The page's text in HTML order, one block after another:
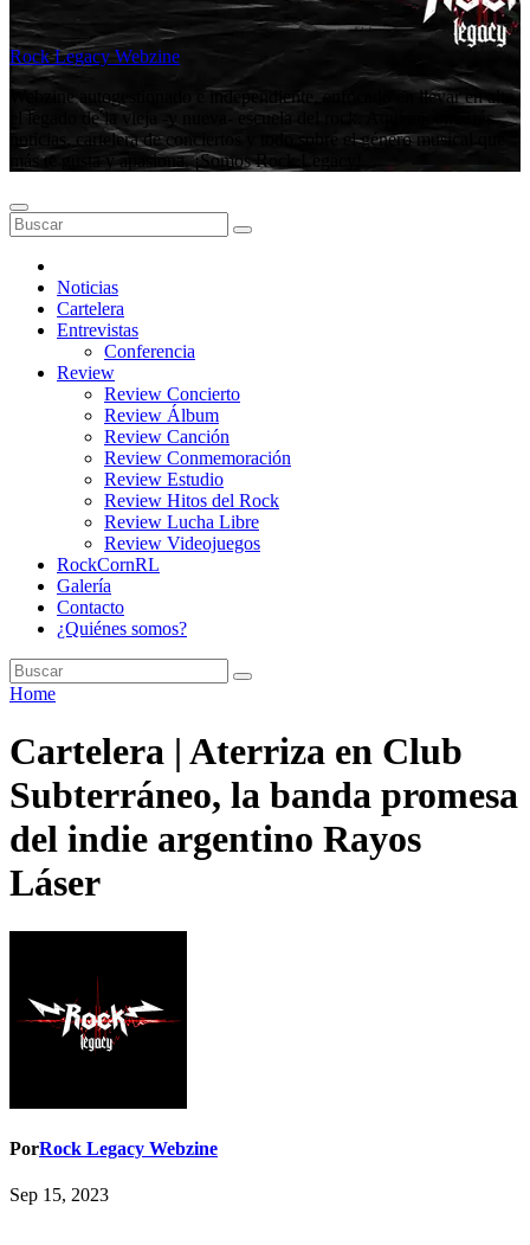
Rock Legacy Webzine
Webzine autogestionado e independiente, enfocado en llevar en alto
el legado de la vieja -y nueva- escuela del rock. Aquí encontrarás
noticias, cartelera de conciertos y todo sobre el género musical que
más te gusta y apasiona. ¡Somos Rock Legacy!
Noticias
Cartelera
Entrevistas
Conferencia
Review
Review Concierto
Review Álbum
Review Canción
Review Conmemoración
Review Estudio
Review Hitos del Rock
Review Lucha Libre
Review Videojuegos
RockCornRL
Galería
Contacto
¿Quiénes somos?
Home
Cartelera | Aterriza en Club
Subterráneo, la banda promesa
del indie argentino Rayos
Láser
PorRock Legacy Webzine
Sep 15, 2023